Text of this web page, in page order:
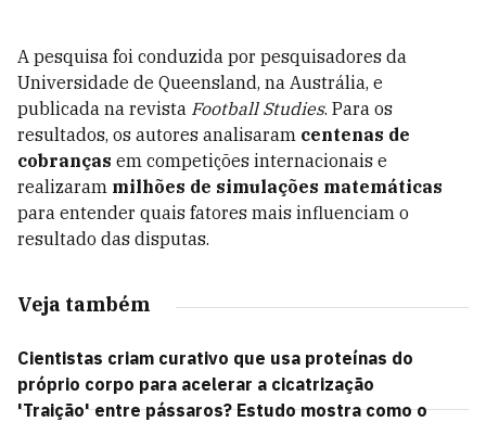
A pesquisa foi conduzida por pesquisadores da
Universidade de Queensland, na Austrália, e
publicada na revista Football Studies. Para os
resultados, os autores analisaram centenas de
cobranças em competições internacionais e
realizaram milhões de simulações matemáticas
para entender quais fatores mais influenciam o
resultado das disputas.
Veja também
Cientistas criam curativo que usa proteínas do
próprio corpo para acelerar a cicatrização
'Traição' entre pássaros? Estudo mostra como o